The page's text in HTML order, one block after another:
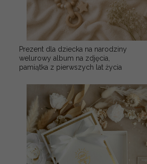
Prezent dla dziecka na narodziny
welurowy album na zdjęcia,
pamiątka z pierwszych lat życia